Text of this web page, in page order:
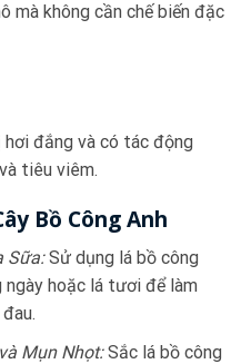
mà không cần chế biến đặc
hơi đắng và có tác động
tiêu viêm.
Bồ Công Anh
Sữa:Sử dụng lá bồ công
ngày hoặc lá tươi để làm
Mụn Nhọt:Sắc lá bồ công